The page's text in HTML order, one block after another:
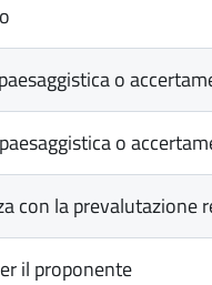
o
o
con la prevalutazione
il proponente